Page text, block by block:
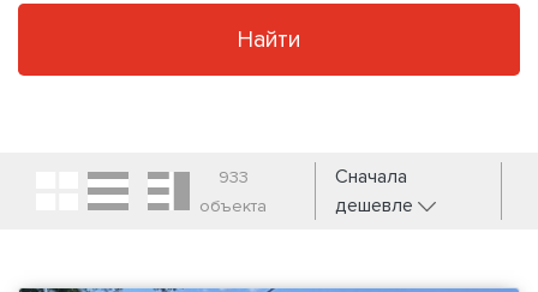
Найти
933
объекта
Сначала
дешевле